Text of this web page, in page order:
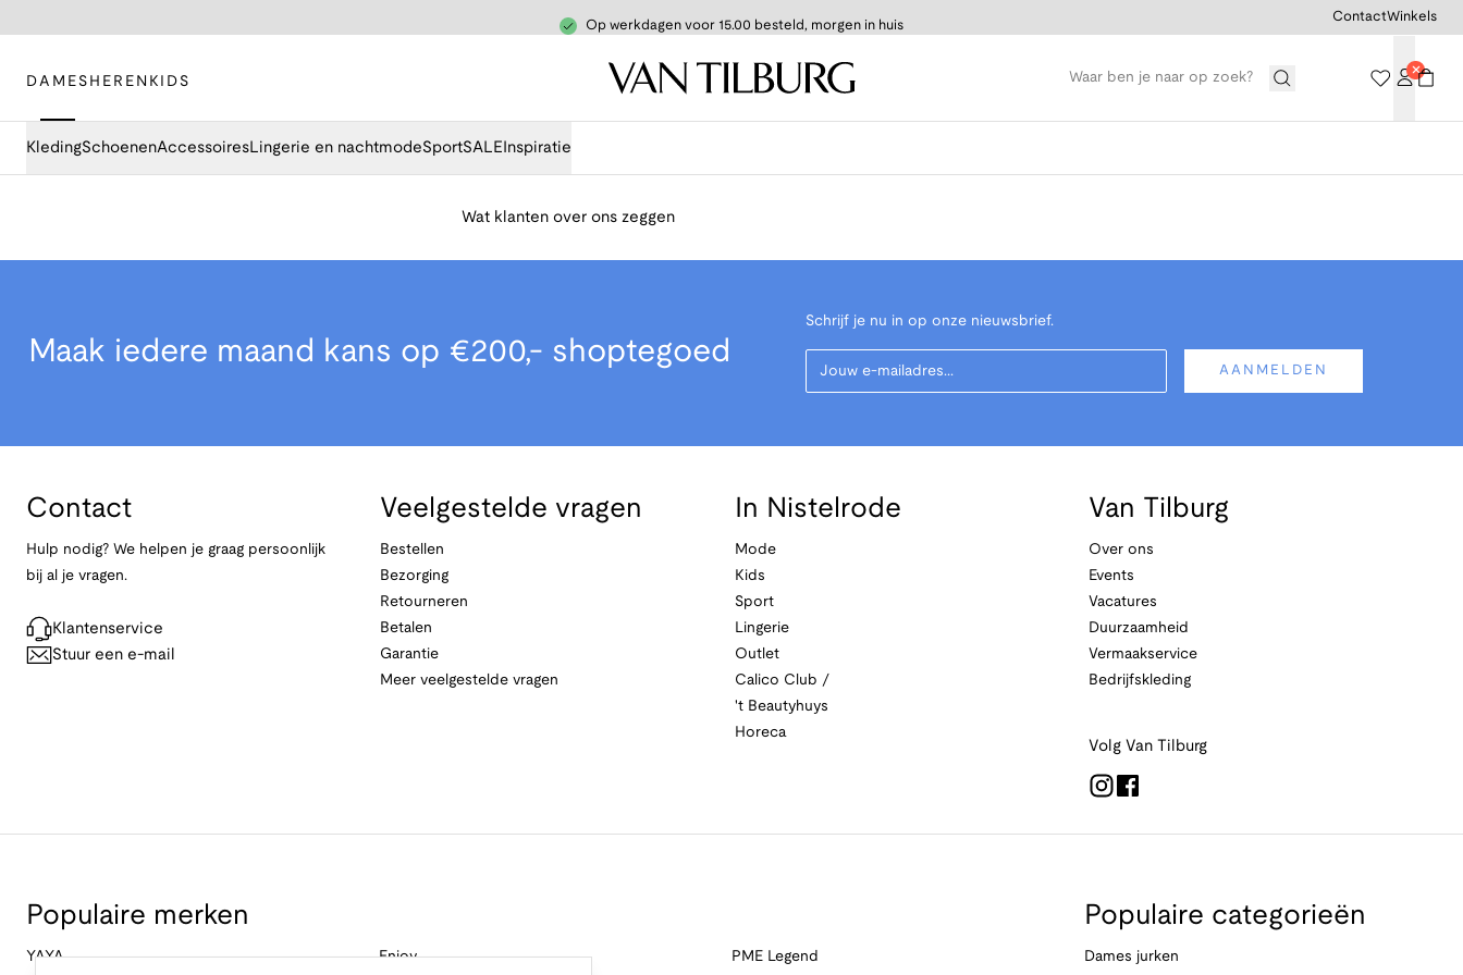
Op werkdagen voor 15.00 besteld, morgen in huis
DAMES HEREN KIDS
KledingSchoenenAccessoiresLingerie en nachtmodeSportSALE Inspiratie
ContactWinkels
Wat klanten over ons zeggen
Maak iedere maand kans op €200,- shoptegoed
Schrijf je nu in op onze nieuwsbrief.
Your Email
AANMELDEN
Contact
Hulp nodig? We helpen je graag persoonlijk
bij al je vragen.
Klantenservice
Stuur een e-mail
Veelgestelde vragen
Bestellen
Bezorging
Retourneren
Betalen
Garantie
Meer veelgestelde vragen
In Nistelrode
Mode
Kids
Sport
Lingerie
Outlet
Calico Club /
't Beautyhuys
Horeca
Van Tilburg
Over ons
Events
Vacatures
Duurzaamheid
Vermaakservice
Bedrijfskleding
Volg Van Tilburg
Populaire merken
YAYA Enjoy PME Legend
Populaire categorieën
Dames jurken